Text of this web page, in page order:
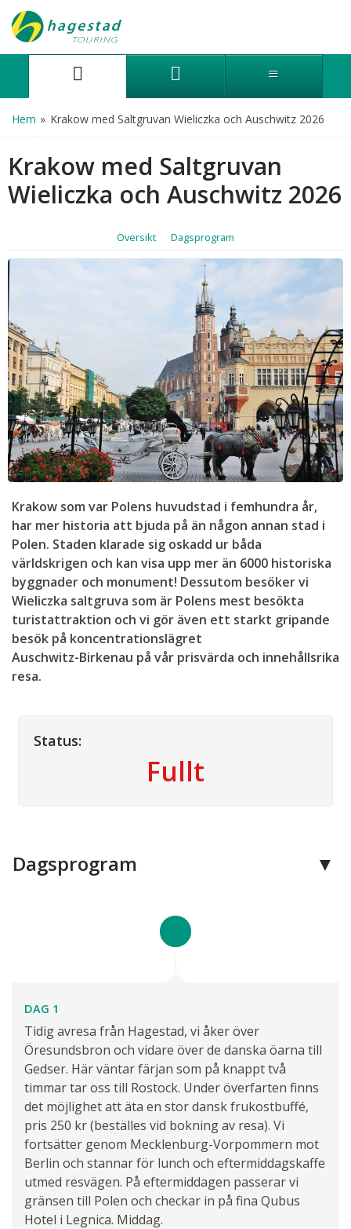
Hem » Krakow med Saltgruvan Wieliczka och Auschwitz 2026
Krakow med Saltgruvan
Wieliczka och Auschwitz 2026
Översikt Dagsprogram
Krakow som var Polens huvudstad i femhundra år,
har mer historia att bjuda på än någon annan stad i
Polen. Staden klarade sig oskadd ur båda
världskrigen och kan visa upp mer än 6000 historiska
byggnader och monument! Dessutom besöker vi
Wieliczka saltgruva som är Polens mest besökta
turistattraktion och vi gör även ett starkt gripande
besök på koncentrationslägret
Auschwitz-Birkenau på vår prisvärda och innehållsrika
resa.
Status:
Fullt
Telefon:
info@hagestadtouring.se
271 77Löderup
Kontaktformulär Ring oss
Dagsprogram
DAG 1
Tidig avresa från Hagestad, vi åker över
Öresundsbron och vidare över de danska öarna till
Gedser. Här väntar färjan som på knappt två
timmar tar oss till Rostock. Under överfarten finns
det möjlighet att äta en stor dansk frukostbuffé,
pris 250 kr (beställes vid bokning av resa). Vi
fortsätter genom Mecklenburg-Vorpommern mot
Berlin och stannar för lunch och eftermiddagskaffe
utmed resvägen. På eftermiddagen passerar vi
gränsen till Polen och checkar in på fina Qubus
Hotel i Legnica. Middag.